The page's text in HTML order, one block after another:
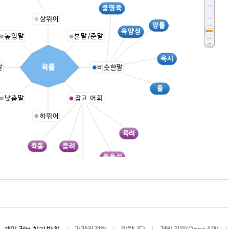
상위어
본말/준말
양률
웅명육
육양성
육시
율
비슷한말
육음성
육동
육려
음려
참고 어휘
하위어
낮춤말
높임말
육률